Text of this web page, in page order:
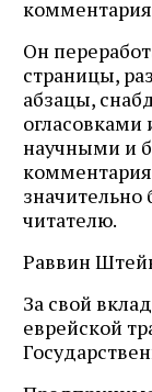
Он
страницы,
абзацы,
научными и
читателю.
Раввин
За свой
еврейской